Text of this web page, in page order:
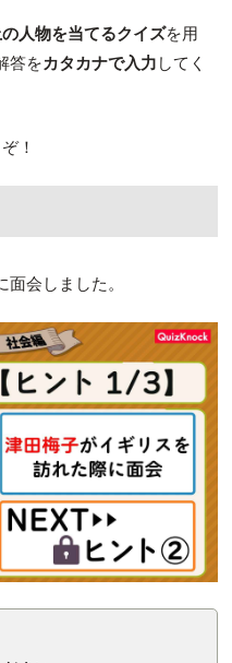
人物を当てるクイズを用
答をカタカナで入力 してく
！
会しました。